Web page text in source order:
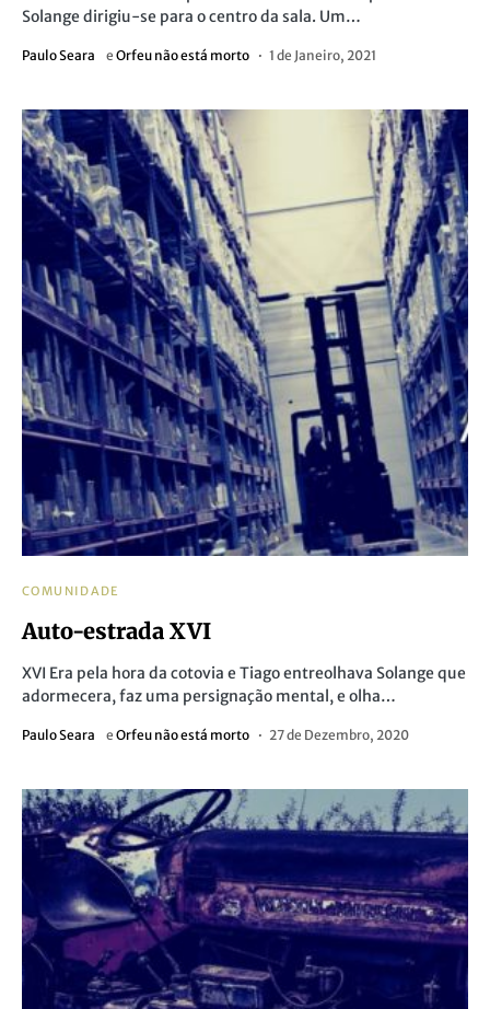
Solange dirigiu-se para o centro da sala. Um…
Paulo Seara e Orfeu não está morto 1 de Janeiro, 2021
COMUNIDADE
Auto-estrada XVI
XVI Era pela hora da cotovia e Tiago entreolhava Solange que
adormecera, faz uma persignação mental, e olha…
Paulo Seara e Orfeu não está morto 27 de Dezembro, 2020